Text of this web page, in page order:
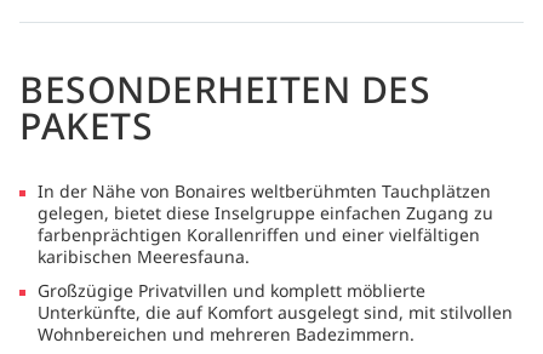
BESONDERHEITEN DES
PAKETS
In der Nähe von Bonaires weltberühmten Tauchplätzen
gelegen, bietet diese Inselgruppe einfachen Zugang zu
farbenprächtigen Korallenriffen und einer vielfältigen
karibischen Meeresfauna.
Großzügige Privatvillen und komplett möblierte
Unterkünfte, die auf Komfort ausgelegt sind, mit stilvollen
Wohnbereichen und mehreren Badezimmern.